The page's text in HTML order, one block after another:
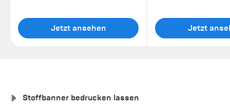
Jetzt ansehen Jetzt
Stoffbanner bedrucken lassen